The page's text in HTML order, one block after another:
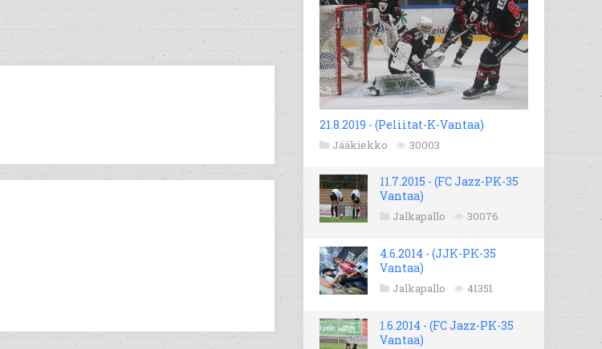
21.8.2019 - (Peliitat-K-Vantaa)
Jääkiekko 30003
11.7.2015 - (FC Jazz-PK-35
Vantaa)
Jalkapallo 30076
4.6.2014 - (JJK-PK-35
Vantaa)
Jalkapallo 41351
1.6.2014 - (FC Jazz-PK-35
Vantaa)